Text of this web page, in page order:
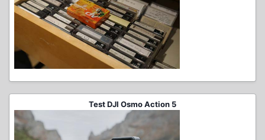
Test DJI Osmo Action 5